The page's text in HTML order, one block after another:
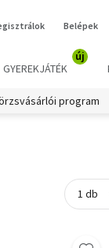
Belépek
GYEREKJÁTÉK
új
program